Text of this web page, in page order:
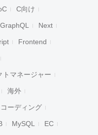
C向け
GraphQL Next
Frontend
トマネージャー
海外
コーディング
MySQL EC